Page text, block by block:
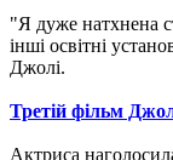
"Я дуже натхнена
інші освітні
Джолі.
Третій фільм
Актриса